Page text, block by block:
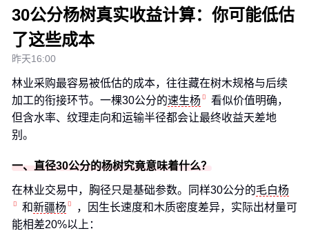
30公分杨树真实收益计算：你可能低估
了这些成本
昨天16:00
林业采购最容易被低估的成本，往往藏在树木规格与后续
加工的衔接环节。一棵30公分的速生杨
看似价值明确，
但含水率、纹理走向和运输半径都会让最终收益天差地
别。
一、直径30公分的杨树究竟意味着什么？
在林业交易中，胸径只是基础参数。同样30公分的毛白杨
和新疆杨
，因生长速度和木质密度差异，实际出材量可
能相差20%以上：